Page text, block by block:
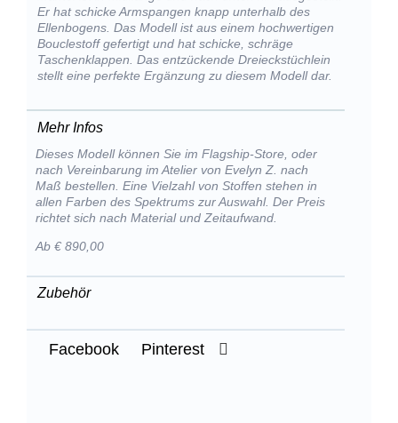
Er hat schicke Armspangen knapp unterhalb des
Ellenbogens. Das Modell ist aus einem hochwertigen
Bouclestoff gefertigt und hat schicke, schräge
Taschenklappen. Das entzückende Dreieckstüchlein
stellt eine perfekte Ergänzung zu diesem Modell dar.
Mehr Infos
Dieses Modell können Sie im Flagship-Store, oder
nach Vereinbarung im Atelier von Evelyn Z. nach
Maß bestellen. Eine Vielzahl von Stoffen stehen in
allen Farben des Spektrums zur Auswahl. Der Preis
richtet sich nach Material und Zeitaufwand.
Ab € 890,00
Zubehör
Facebook Pinterest